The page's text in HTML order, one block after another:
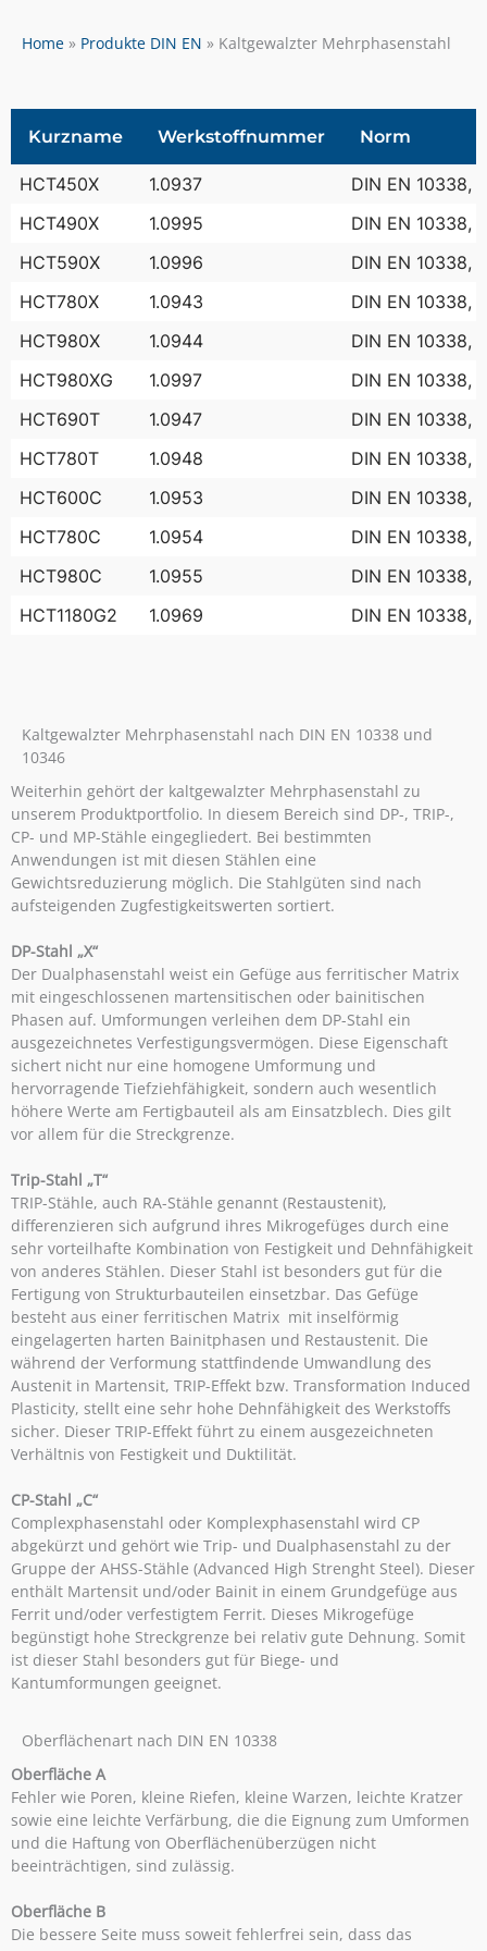
Home Produkte DIN EN Kaltgewalzter Mehrphasenstahl
Kurzname Werkstoffnummer Norm
HCT450X 1.0937
DIN EN 10338,
HCT490X
1.0995
DIN EN 10338,
HCT590X
1.0996
DIN EN 10338,
HCT780X
1.0943
DIN EN 10338,
HCT980X
1.0944
DIN EN 10338,
HCT980XG
1.0997
DIN EN 10338,
HCT690T
1.0947
DIN EN 10338,
HCT780T
1.0948
DIN EN 10338,
HCT600C
1.0953
DIN EN 10338,
HCT780C
1.0954
DIN EN 10338,
HCT980C
1.0955
DIN EN 10338,
HCT1180G2
1.0969 DIN EN 10338,
Kaltgewalzter Mehrphasenstahl nach DIN EN 10338 und
10346
Weiterhin gehört der kaltgewalzter Mehrphasenstahl zu
unserem Produktportfolio. In diesem Bereich sind DP-, TRIP-,
CP- und MP-Stähle eingegliedert. Bei bestimmten
Anwendungen ist mit diesen Stählen eine
Gewichtsreduzierung möglich. Die Stahlgüten sind nach
aufsteigenden Zugfestigkeitswerten sortiert.
DP-Stahl „X“
Der Dualphasenstahl weist ein Gefüge aus ferritischer Matrix
mit eingeschlossenen martensitischen oder bainitischen
Phasen auf. Umformungen verleihen dem DP-Stahl ein
ausgezeichnetes Verfestigungsvermögen. Diese Eigenschaft
sichert nicht nur eine homogene Umformung und
hervorragende Tiefziehfähigkeit, sondern auch wesentlich
höhere Werte am Fertigbauteil als am Einsatzblech. Dies gilt
vor allem für die Streckgrenze.
Trip-Stahl „T“
TRIP-Stähle, auch RA-Stähle genannt (Restaustenit),
differenzieren sich aufgrund ihres Mikrogefüges durch eine
sehr vorteilhafte Kombination von Festigkeit und Dehnfähigkeit
von anderes Stählen. Dieser Stahl ist besonders gut für die
Fertigung von Strukturbauteilen einsetzbar. Das Gefüge
besteht aus einer ferritischen Matrix mit inselförmig
eingelagerten harten Bainitphasen und Restaustenit. Die
während der Verformung stattfindende Umwandlung des
Austenit in Martensit, TRIP-Effekt bzw. Transformation Induced
Plasticity, stellt eine sehr hohe Dehnfähigkeit des Werkstoffs
sicher. Dieser TRIP-Effekt führt zu einem ausgezeichneten
Verhältnis von Festigkeit und Duktilität.
CP-Stahl „C“
Complexphasenstahl oder Komplexphasenstahl wird CP
abgekürzt und gehört wie Trip- und Dualphasenstahl zu der
Gruppe der AHSS-Stähle (Advanced High Strenght Steel). Dieser
enthält Martensit und/oder Bainit in einem Grundgefüge aus
Ferrit und/oder verfestigtem Ferrit. Dieses Mikrogefüge
begünstigt hohe Streckgrenze bei relativ gute Dehnung. Somit
ist dieser Stahl besonders gut für Biege- und
Kantumformungen geeignet.
Oberflächenart nach DIN EN 10338
Oberfläche A
Fehler wie Poren, kleine Riefen, kleine Warzen, leichte Kratzer
sowie eine leichte Verfärbung, die die Eignung zum Umformen
und die Haftung von Oberflächenüberzügen nicht
beeinträchtigen, sind zulässig.
Oberfläche B
Die bessere Seite muss soweit fehlerfrei sein, dass das